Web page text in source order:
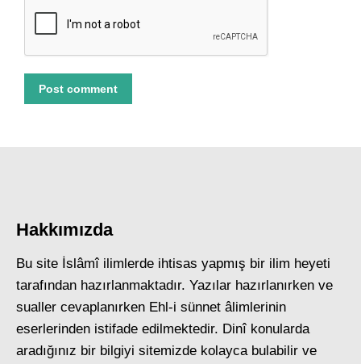
Post comment
Hakkımızda
Bu site İslâmî ilimlerde ihtisas yapmış bir ilim heyeti
tarafından hazırlanmaktadır. Yazılar hazırlanırken ve
sualler cevaplanırken Ehl-i sünnet âlimlerinin
eserlerinden istifade edilmektedir. Dinî konularda
aradığınız bir bilgiyi sitemizde kolayca bulabilir ve